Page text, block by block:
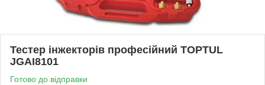
Тестер інжекторів професійний TOPTUL
JGAI8101
Готово до відправки